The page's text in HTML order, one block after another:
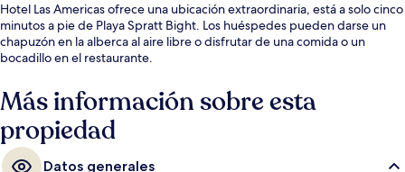
Hotel Las Americas ofrece una ubicación extraordinaria, está a solo cinco
minutos a pie de Playa Spratt Bight. Los huéspedes pueden darse un
chapuzón en la alberca al aire libre o disfrutar de una comida o un
bocadillo en el restaurante.
Más información sobre esta
propiedad
Datos generales